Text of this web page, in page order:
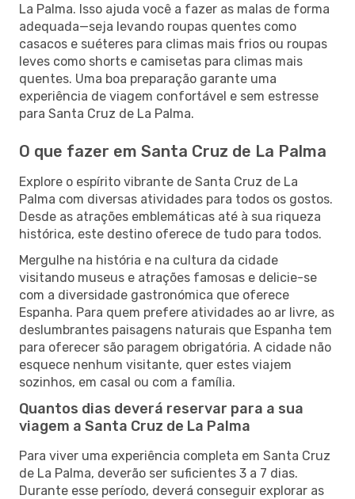
La Palma. Isso ajuda você a fazer as malas de forma
adequada—seja levando roupas quentes como
casacos e suéteres para climas mais frios ou roupas
leves como shorts e camisetas para climas mais
quentes. Uma boa preparação garante uma
experiência de viagem confortável e sem estresse
para Santa Cruz de La Palma.
O que fazer em Santa Cruz de La Palma
Explore o espírito vibrante de Santa Cruz de La
Palma com diversas atividades para todos os gostos.
Desde as atrações emblemáticas até à sua riqueza
histórica, este destino oferece de tudo para todos.
Mergulhe na história e na cultura da cidade
visitando museus e atrações famosas e delicie-se
com a diversidade gastronómica que oferece
Espanha. Para quem prefere atividades ao ar livre, as
deslumbrantes paisagens naturais que Espanha tem
para oferecer são paragem obrigatória. A cidade não
esquece nenhum visitante, quer estes viajem
sozinhos, em casal ou com a família.
Quantos dias deverá reservar para a sua
viagem a Santa Cruz de La Palma
Para viver uma experiência completa em Santa Cruz
de La Palma, deverão ser suficientes 3 a 7 dias.
Durante esse período, deverá conseguir explorar as